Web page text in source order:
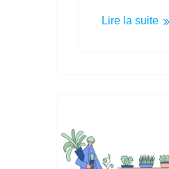
Lire la suite